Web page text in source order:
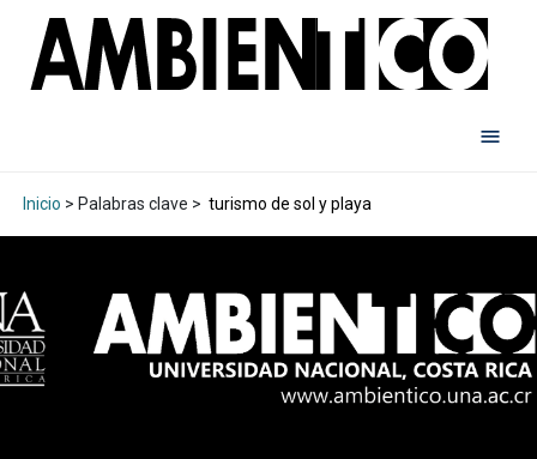
Inicio > Palabras clave > turismo de sol y playa